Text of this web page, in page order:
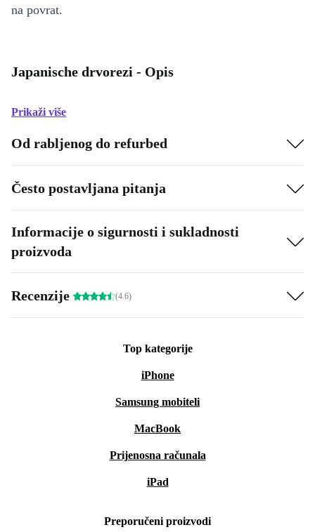
na povrat.
Japanische drvorezi - Opis
Prikaži više
Od rabljenog do refurbed
Često postavljana pitanja
Informacije o sigurnosti i sukladnosti
proizvoda
Recenzije (4.6)
Top kategorije
iPhone
Samsung mobiteli
MacBook
Prijenosna računala
iPad
Preporučeni proizvodi